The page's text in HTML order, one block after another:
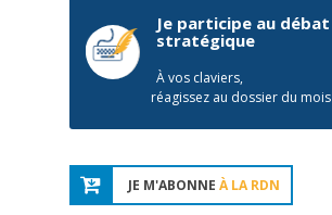
Je participe au débat
stratégique
À vos claviers,
réagissez au dossier du mois
JE M'ABONNE À LA RDN